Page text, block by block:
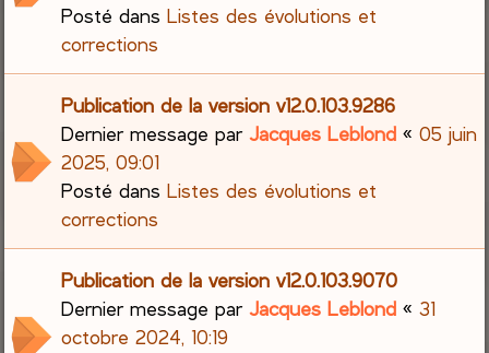
Posté dansListes des évolutions et
corrections
Publication de la version v12.0.103.9286
Dernier message parJacques Leblond «05 juin
2025, 09:01
Posté dansListes des évolutions et
corrections
Publication de la version v12.0.103.9070
Dernier message parJacques Leblond «31
octobre 2024, 10:19